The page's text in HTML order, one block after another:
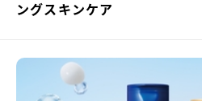
ングスキンケア